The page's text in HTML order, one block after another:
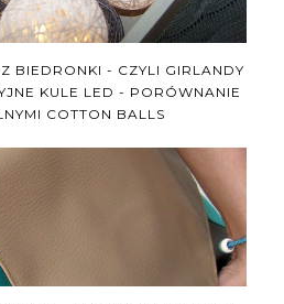
BIEDRONKI - CZYLI GIRLANDY
KULE LED - PORÓWNANIE
COTTON BALLS